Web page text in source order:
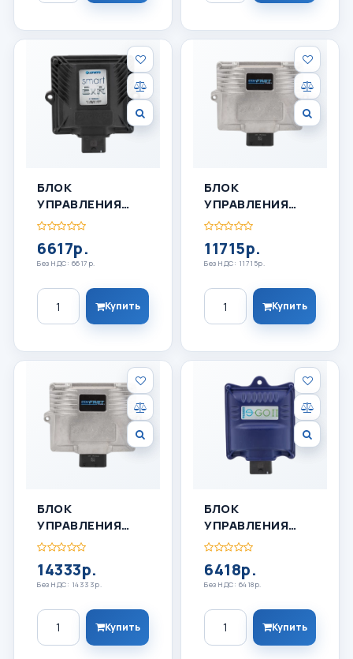
БЛОК
УПРАВЛЕНИЯ
ГБО LOVATO
6617р.
Без НДС: 6617р.
Количество
Купить
БЛОК
УПРАВЛЕНИЯ
ГБО LOVATO C-
11715р.
Без НДС: 11715р.
Количество
Купить
БЛОК
УПРАВЛЕНИЯ
ГБО LOVATO C-
14333р.
Без НДС: 14333р.
Количество
Купить
БЛОК
УПРАВЛЕНИЯ
ГБО LOVATO E-
6418р.
Без НДС: 6418р.
Количество
Купить